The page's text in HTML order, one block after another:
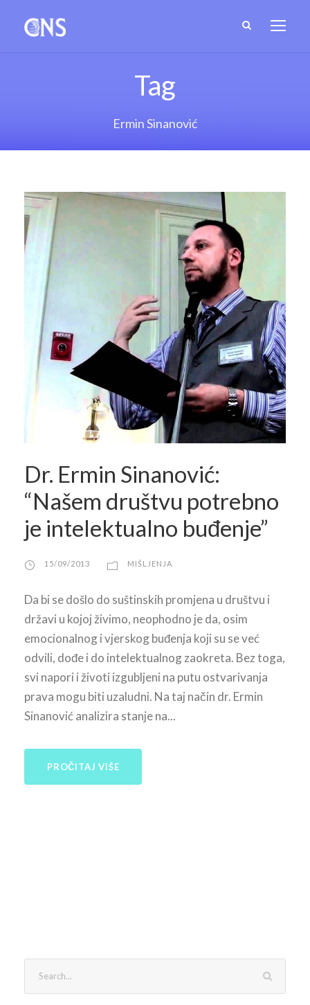
Tag
Ermin Sinanović
Dr. Ermin Sinanović:
“Našem društvu potrebno
je intelektualno buđenje”
15/09/2013 MIŠLJENJA
Da bi se došlo do suštinskih promjena u društvu i
državi u kojoj živimo, neophodno je da, osim
emocionalnog i vjerskog buđenja koji su se već
odvili, dođe i do intelektualnog zaokreta. Bez toga,
svi napori i životi izgubljeni na putu ostvarivanja
prava mogu biti uzaludni. Na taj način dr. Ermin
Sinanović analizira stanje na...
PROČITAJ VIŠE